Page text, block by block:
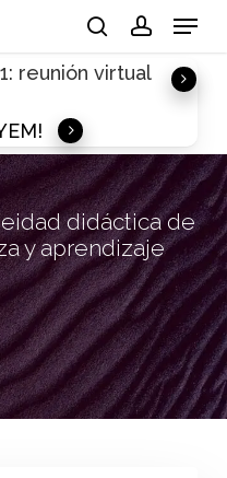
Menu
reunión virtual
didáctica de
y aprendizaje